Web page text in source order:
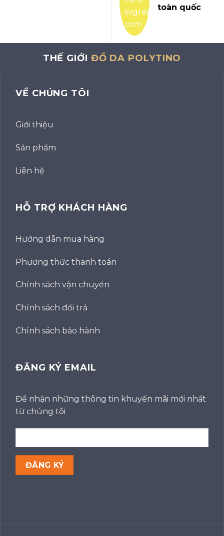
toàn quốc
THẾ GIỚI ĐỒ DA POLYTINO
VỀ CHÚNG TÔI
Giới thiệu
Sản phẩm
Liên hệ
HỖ TRỢ KHÁCH HÀNG
Hướng dẫn mua hàng
Phương thức thanh toán
Chính sách vận chuyển
Chính sách đổi trả
Chính sách bảo hành
ĐĂNG KÝ EMAIL
Để nhận những thông tin khuyến mãi mới nhất
từ chúng tôi